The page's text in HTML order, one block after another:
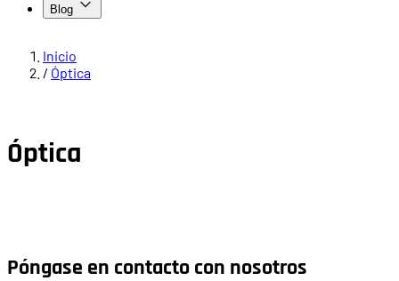
Blog
Inicio
/ Óptica
Óptica
Póngase en contacto con nosotros